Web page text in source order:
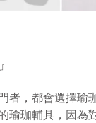
』
者，都會選擇瑜
瑜珈輔具，因為